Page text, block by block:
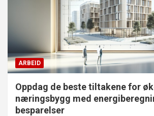
ARBEID
Oppdag de beste tiltakene for
næringsbygg med
besparelser